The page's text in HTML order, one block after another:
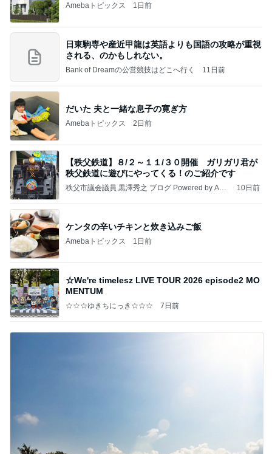
Amebaトピックス 1日前
日東駒専や産近甲龍は英語よりも国語の攻略が重視
される、のかもしれない。
Bank of Dreamの公営競技はどこへ行く 11日前
だいた 夫と一緒な息子の寛ぎ方
Amebaトピックス 2日前
【秩父鉄道】８/２～１１/３０開催 ガリガリ君が
秩父鉄道に遊びにやってくる！のご紹介です
秩父市議会議員 黒澤秀之 ブログ Powered by Ame
10日前
ケンタの辛いチキンと炊き込みご飯
Amebaトピックス 1日前
☆We're timelesz LIVE TOUR 2026 episode2 MO
MENTUM
☆☆☆ゆきちにっき☆☆☆ 7日前